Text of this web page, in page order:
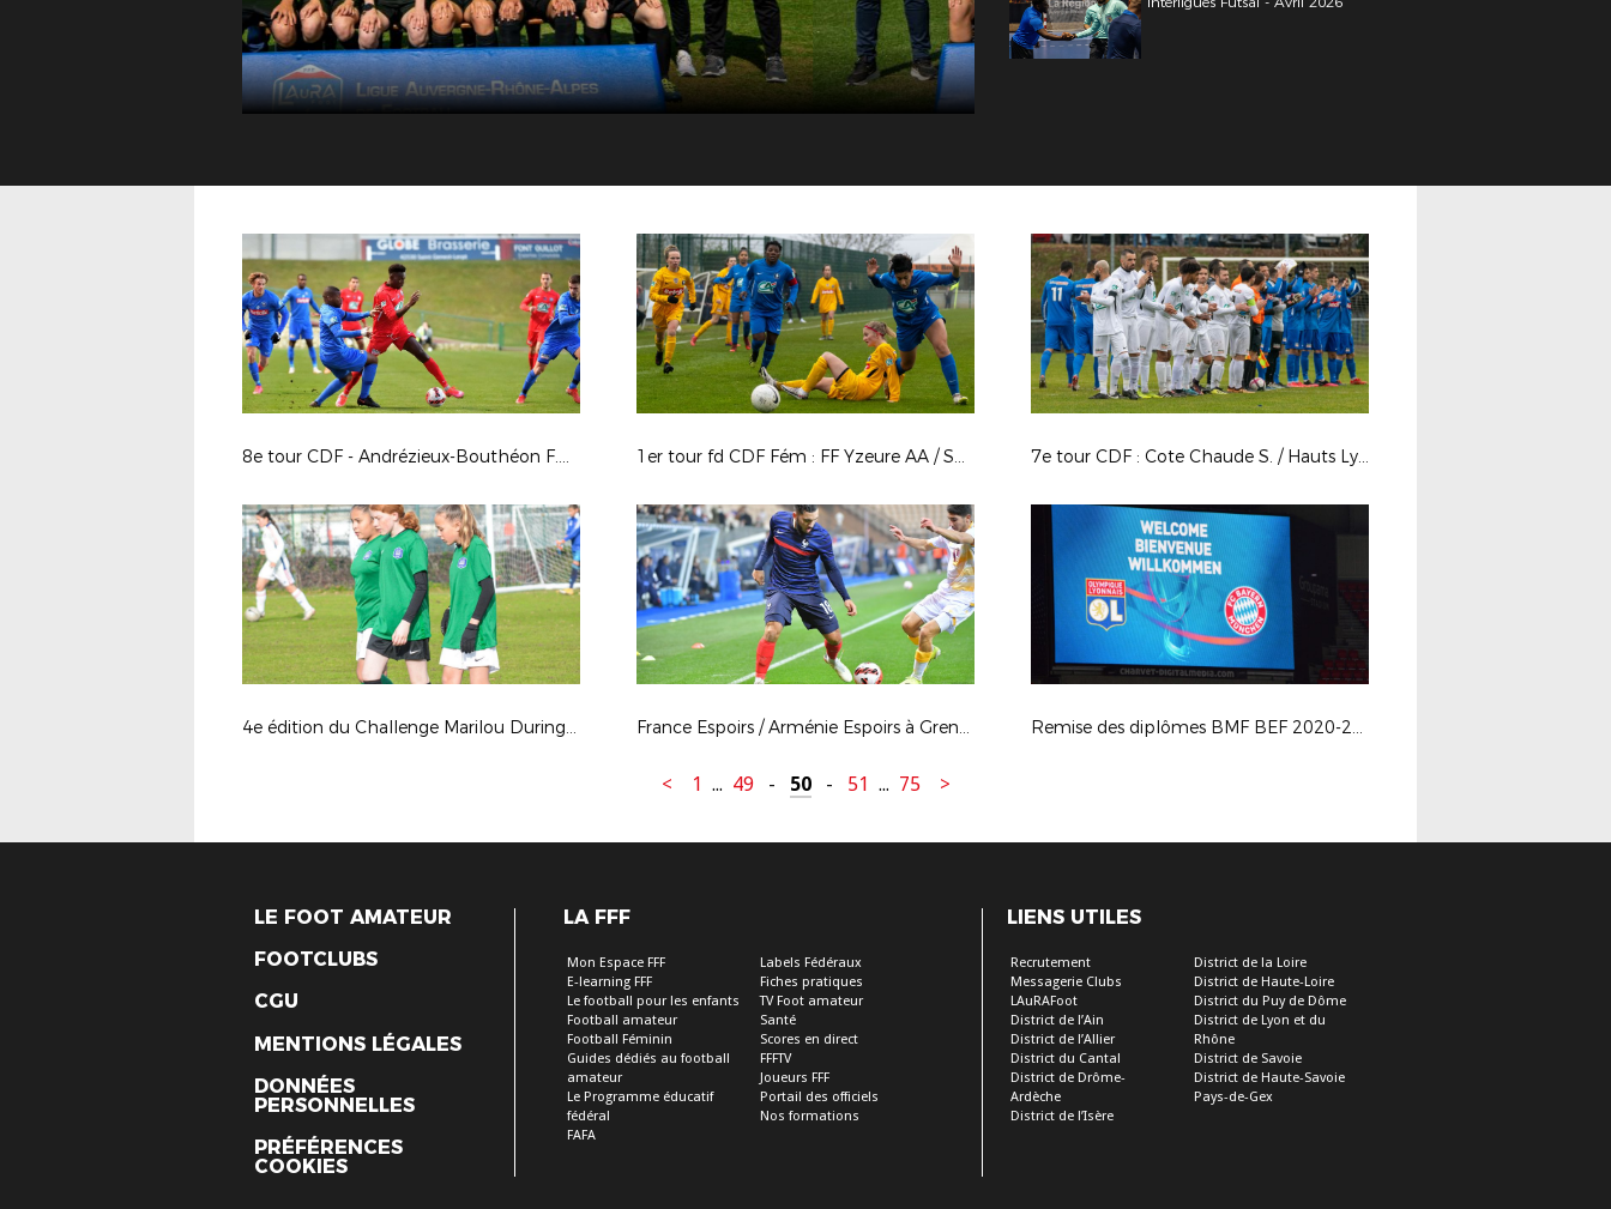
8e tour CDF - Andrézieux-Bouthéon F.C. / Grenoble Foot 38 1er tour fd CDF Fém : FF Yzeure AA / SAS Epinal 7e tour CDF : Cote Chaude S. / Hauts Lyonnais
4e édition du Challenge Marilou Duringer France Espoirs / Arménie Espoirs à Grenoble - Sébastien RICOU / APL / FFF & Sulyvan MANFROI / APL / FFF Remise des diplômes BMF BEF 2020-2021
< 1 ... 49 - 50 - 51 ... 75 >
LE FOOT AMATEUR
FOOTCLUBS
CGU
MENTIONS LÉGALES
DONNÉES
PERSONNELLES
PRÉFÉRENCES
COOKIES
LA FFF
Mon Espace FFF
E-learning FFF
Le football pour les enfants
Football amateur
Football Féminin
Guides dédiés au football
amateur
Le Programme éducatif
fédéral
FAFA
Labels Fédéraux
Fiches pratiques
TV Foot amateur
Santé
Scores en direct
FFFTV
Joueurs FFF
Portail des officiels
Nos formations
LIENS UTILES
Recrutement
Messagerie Clubs
LAuRAFoot
District de l’Ain
District de l’Allier
District du Cantal
District de Drôme-
Ardèche
District de l’Isère
District de la Loire
District de Haute-Loire
District du Puy de Dôme
District de Lyon et du
Rhône
District de Savoie
District de Haute-Savoie
Pays-de-Gex